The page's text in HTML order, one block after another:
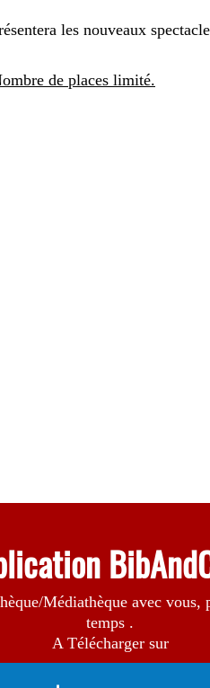
les nouveaux
de places limité.
Médiathèque avec vous,
temps .
A Télécharger sur